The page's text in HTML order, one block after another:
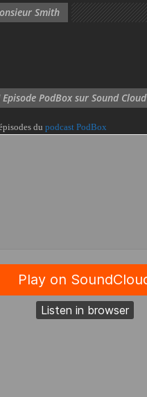
Smith
PodBox sur Sound Cloud
du podcast PodBox